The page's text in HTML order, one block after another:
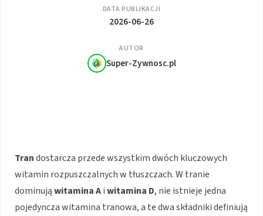
DATA PUBLIKACJI
2026-06-26
AUTOR
Super-Zywnosc.pl
Trandostarcza przede wszystkim dwóch kluczowych
witamin rozpuszczalnych w tłuszczach. W tranie
dominująwitamina Aiwitamina D, nie istnieje jedna
pojedyncza witamina tranowa, a te dwa składniki definiują